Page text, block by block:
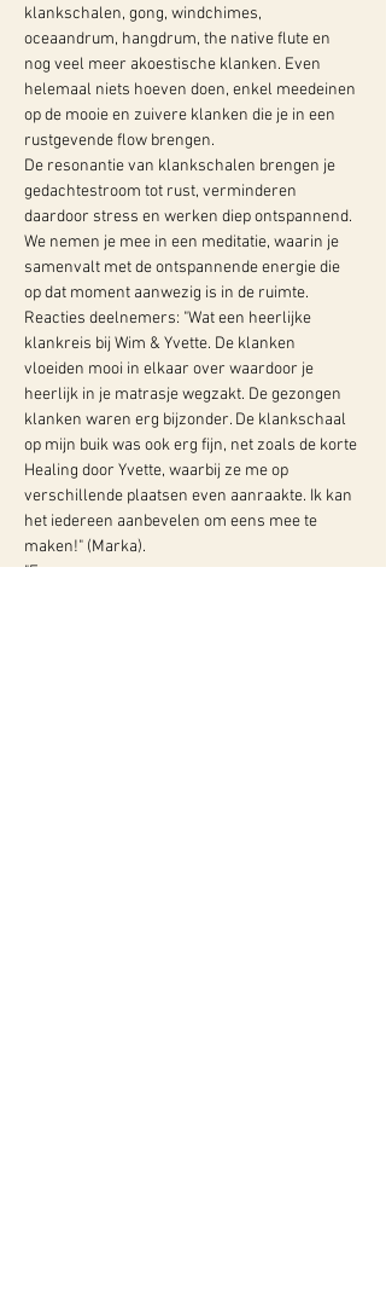
klankschalen, gong, windchimes,
oceaandrum, hangdrum, the native flute en
nog veel meer akoestische klanken. Even
helemaal niets hoeven doen, enkel meedeinen
op de mooie en zuivere klanken die je in een
rustgevende flow brengen.
De resonantie van klankschalen brengen je
gedachtestroom tot rust, verminderen
daardoor stress en werken diep ontspannend.
We nemen je mee in een meditatie, waarin je
samenvalt met de ontspannende energie die
op dat moment aanwezig is in de ruimte.
Reacties deelnemers: "Wat een heerlijke
klankreis bij Wim & Yvette. De klanken
vloeiden mooi in elkaar over waardoor je
heerlijk in je matrasje wegzakt. De gezongen
klanken waren erg bijzonder. De klankschaal
op mijn buik was ook erg fijn, net zoals de korte
Healing door Yvette, waarbij ze me op
verschillende plaatsen even aanraakte. Ik kan
het iedereen aanbevelen om eens mee te
maken!" (Marka).
"Een…